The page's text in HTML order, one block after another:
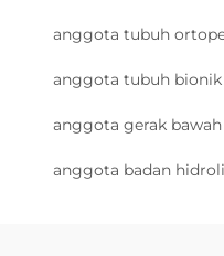
anggota tubuh
anggota tubuh bionik
anggota gerak bawah
anggota badan